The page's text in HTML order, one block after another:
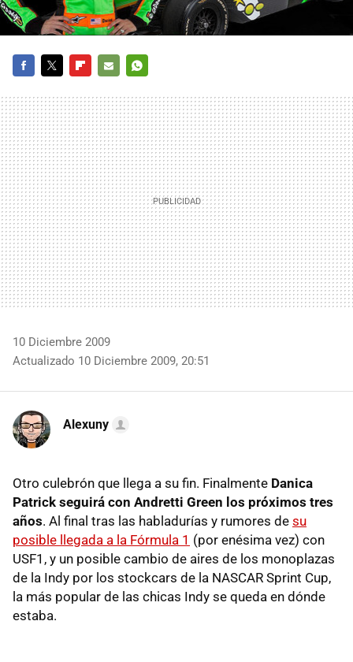
MAIL
10 Diciembre 2009
Actualizado 10 Diciembre 2009, 20:51
Alexuny
Otro culebrón que llega a su fin. Finalmente Danica
Patrick seguirá con Andretti Green los próximos tres
años. Al final tras las habladurías y rumores de su
posible llegada a la Fórmula 1 (por enésima vez) con
USF1, y un posible cambio de aires de los monoplazas
de la Indy por los stockcars de la NASCAR Sprint Cup,
la más popular de las chicas Indy se queda en dónde
estaba.